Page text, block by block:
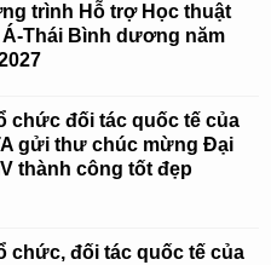
trình Hỗ trợ Học thuật
Thái Bình dương năm
chức đối tác quốc tế của
gửi thư chúc mừng Đại
thành công tốt đẹp
chức, đối tác quốc tế của